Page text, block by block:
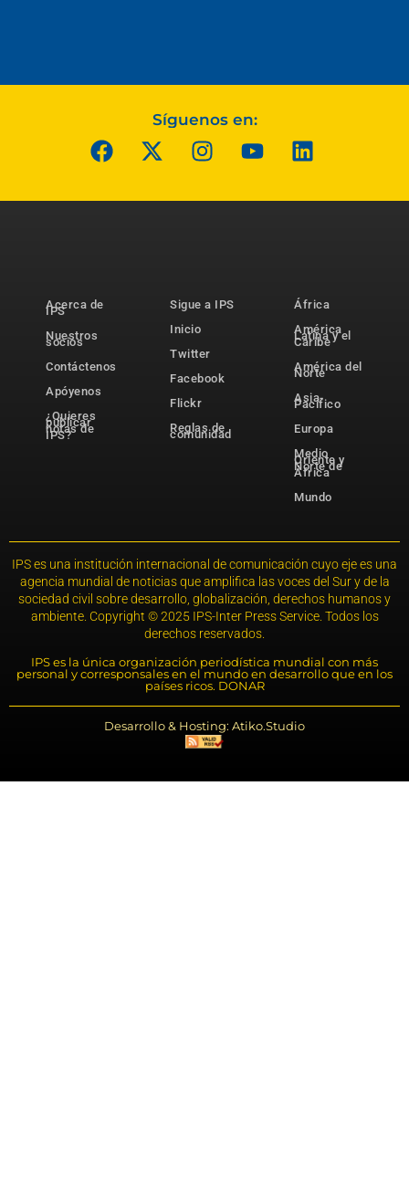
Síguenos en:
Acerca de
IPS
Nuestros
socios
Contáctenos
Apóyenos
¿Quieres
publicar
notas de
IPS?
Sigue a IPS
Inicio
Twitter
Facebook
Flickr
Reglas de
comunidad
África
América
Latina y el
Caribe
América del
Norte
Asia-
Pacífico
Europa
Medio
Oriente y
Norte de
África
Mundo
IPS es una institución internacional de comunicación cuyo eje es una
agencia mundial de noticias que amplifica las voces del Sur y de la
sociedad civil sobre desarrollo, globalización, derechos humanos y
ambiente. Copyright © 2025 IPS-Inter Press Service. Todos los
derechos reservados.
IPS es la única organización periodística mundial con más
personal y corresponsales en el mundo en desarrollo que en los
países ricos. DONAR
Desarrollo & Hosting: Atiko.Studio